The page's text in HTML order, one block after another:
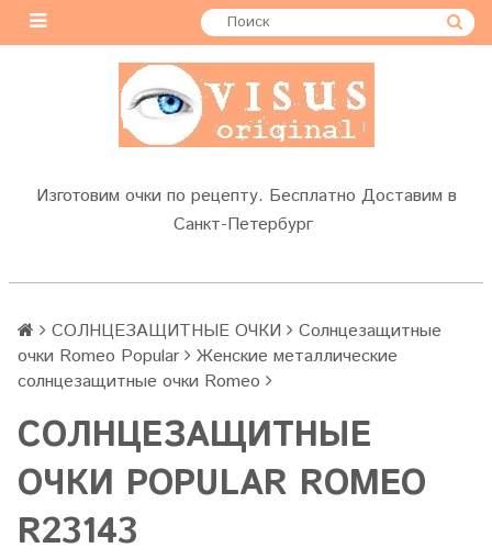
Изготовим очки по рецепту. Бесплатно Доставим в
Санкт-Петербург
СОЛНЦЕЗАЩИТНЫЕ ОЧКИ
Солнцезащитные
очки Romeo Popular
Женские металлические
солнцезащитные очки Romeo
СОЛНЦЕЗАЩИТНЫЕ
ОЧКИ POPULAR ROMEO
R23143